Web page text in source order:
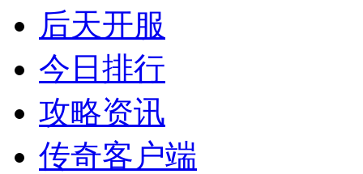
后天开服
今日排行
攻略资讯
传奇客户端